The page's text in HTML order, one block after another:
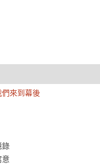
來到幕後
錄
意